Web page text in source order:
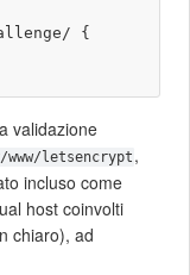
{
validazione
letsencrypt ,
incluso come
host coinvolti
chiaro), ad